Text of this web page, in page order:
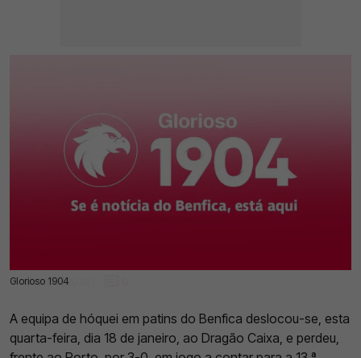
Glorioso 1904
18 Jan 2023 | 20:38 |
A equipa de hóquei em patins do Benfica deslocou-se, esta
quarta-feira, dia 18 de janeiro, ao Dragão Caixa, e perdeu,